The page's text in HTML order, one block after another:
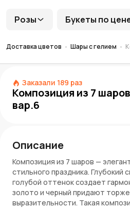
Розы Букеты по
Доставка цветов Шары с гелием
Заказали 189 раз
Композиция из 7
вар.6
Описание
Композиция из 7 шаров —
стильного праздника. Глубокий
голубой оттенок создает
золото и черный придают
выразительности. Такая